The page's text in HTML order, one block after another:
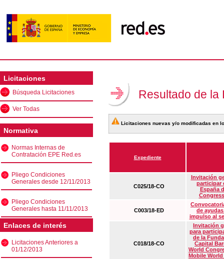
Licitaciones
Búsqueda Licitaciones
Ver Todas
Normativa
Normas Internas de
Contratación EPE Red.es
Pliego Condiciones
Generales desde 12/11/2013
Pliego Condiciones
Generales hasta 11/11/2013
Enlaces de interés
Licitaciones Anteriores a
01/12/2013
Resultado de la
Licitaciones nuevas y/o modificadas en
Expediente
C025/18-CO
Invitación
participar
España
C003/18-ED
de
impulso al
C018/18-CO
Invitación
para
de la
Capital
World
Mobile